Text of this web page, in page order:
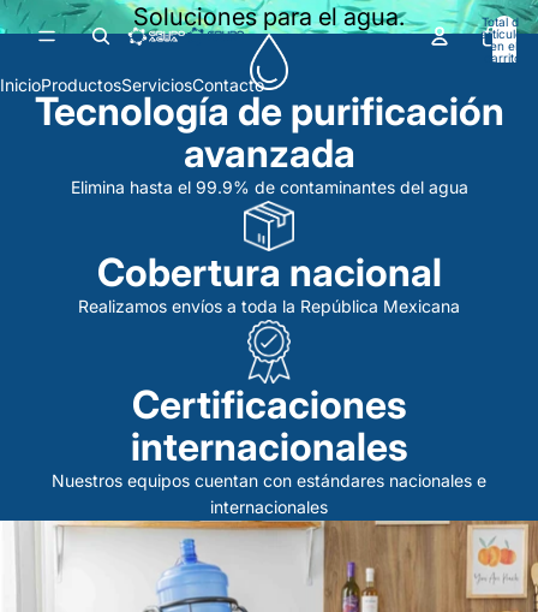
Total de
artículos
en el
carrito:
InicioProductosServiciosContacto
Soluciones para el agua.
Tecnología de purificación
avanzada
Elimina hasta el 99.9% de contaminantes del agua
Cobertura nacional
Realizamos envíos a toda la República Mexicana
Certificaciones
internacionales
Nuestros equipos cuentan con estándares nacionales e
internacionales